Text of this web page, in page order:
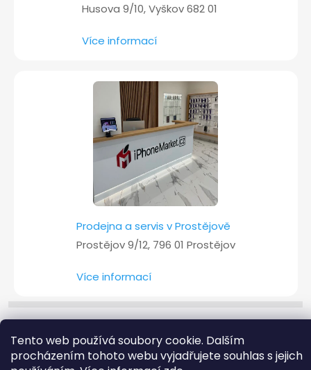
Tento web používá soubory cookie. Dalším
procházením tohoto webu vyjadřujete souhlas s jejich
Husova 9/10, Vyškov 682 01
Více informací
Prodejna a servis v Prostějově
Prostějov 9/12, 796 01 Prostějov
Více informací
Vytvořil Shoptet
Copyright 2026iPhoneMarket.cz. Všechna práva vyhrazena.